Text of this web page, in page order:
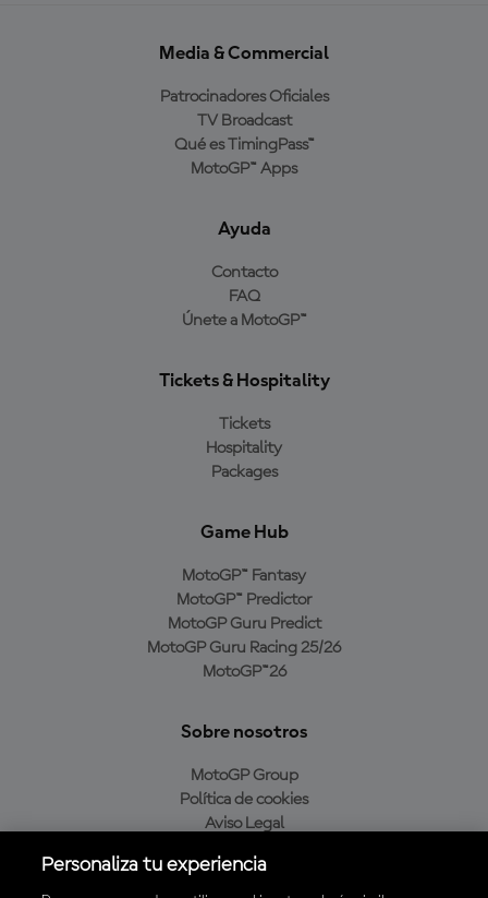
Media & Commercial
Patrocinadores Oficiales
TV Broadcast
Qué es TimingPass™
MotoGP™ Apps
Ayuda
Contacto
FAQ
Únete a MotoGP™
Tickets & Hospitality
Tickets
Hospitality
Packages
Game Hub
MotoGP™ Fantasy
MotoGP™ Predictor
MotoGP Guru Predict
MotoGP Guru Racing 25/26
MotoGP™26
Sobre nosotros
MotoGP Group
Política de cookies
Aviso Legal
Política de compra
Personaliza tu experiencia